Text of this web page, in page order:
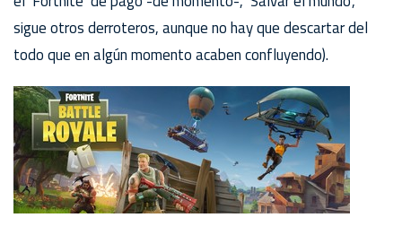
sigue otros derroteros, aunque no hay que descartar del
todo que en algún momento acaben confluyendo).